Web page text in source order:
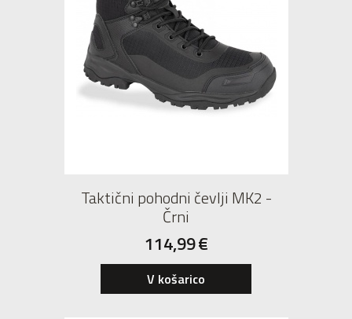
40
Taktični pohodni čevlji MK2 -
Črni
114,99€
V košarico